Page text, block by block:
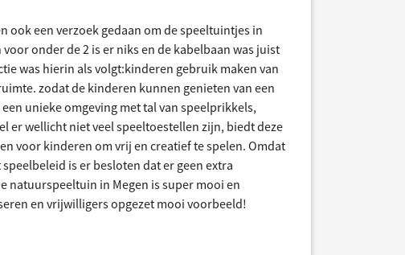
ook een verzoek gedaan om de speeltuintjes in
onder de 2 is er niks en de kabelbaan was juist
was hierin als volgt:kinderen gebruik maken van
zodat de kinderen kunnen genieten van een
unieke omgeving met tal van speelprikkels,
er wellicht niet veel speeltoestellen zijn, biedt deze
voor kinderen om vrij en creatief te spelen. Omdat
is er besloten dat er geen extra
natuurspeeltuin in Megen is super mooi en
en vrijwilligers opgezet mooi voorbeeld!